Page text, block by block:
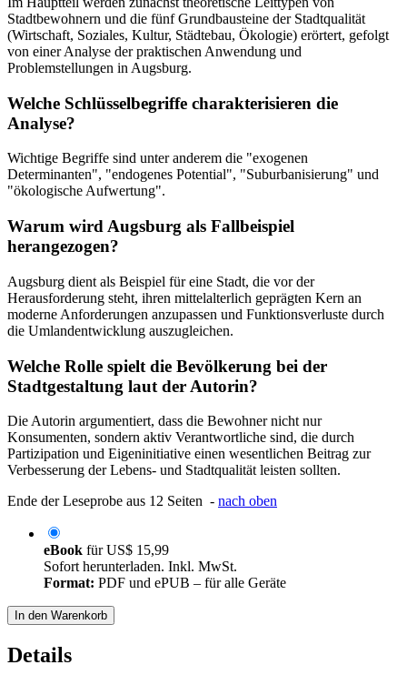
Stadtbewohnern und die fünf Grundbausteine der Stadtqualität
(Wirtschaft, Soziales, Kultur, Städtebau, Ökologie) erörtert, gefolgt
von einer Analyse der praktischen Anwendung und
Problemstellungen in Augsburg.
Welche Schlüsselbegriffe charakterisieren die
Analyse?
Wichtige Begriffe sind unter anderem die "exogenen
Determinanten", "endogenes Potential", "Suburbanisierung" und
"ökologische Aufwertung".
Warum wird Augsburg als Fallbeispiel
herangezogen?
Augsburg dient als Beispiel für eine Stadt, die vor der
Herausforderung steht, ihren mittelalterlich geprägten Kern an
moderne Anforderungen anzupassen und Funktionsverluste durch
die Umlandentwicklung auszugleichen.
Welche Rolle spielt die Bevölkerung bei der
Stadtgestaltung laut der Autorin?
Die Autorin argumentiert, dass die Bewohner nicht nur
Konsumenten, sondern aktiv Verantwortliche sind, die durch
Partizipation und Eigeninitiative einen wesentlichen Beitrag zur
Verbesserung der Lebens- und Stadtqualität leisten sollten.
Ende der Leseprobe aus 12 Seiten - nach oben
eBook fürUS$ 15,99
Sofort herunterladen. Inkl. MwSt.
Format: PDF und ePUB – für alle Geräte
In den Warenkorb
Details